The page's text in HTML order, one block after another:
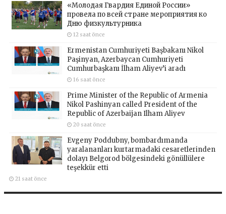
«Молодая Гвардия Единой России»
провела по всей стране мероприятия ко
Дню физкультурника
12 saat önce
Ermenistan Cumhuriyeti Başbakanı Nikol
Paşinyan, Azerbaycan Cumhuriyeti
Cumhurbaşkanı İlham Aliyev’i aradı
16 saat önce
Prime Minister of the Republic of Armenia
Nikol Pashinyan called President of the
Republic of Azerbaijan Ilham Aliyev
20 saat önce
Evgeny Poddubny, bombardımanda
yaralananları kurtarmadaki cesaretlerinden
dolayı Belgorod bölgesindeki gönüllülere
teşekkür etti
21 saat önce